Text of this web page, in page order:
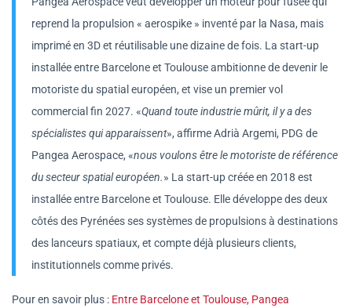
reprend la propulsion « aerospike » inventé par la Nasa, mais
imprimé en 3D et réutilisable une dizaine de fois. La start-up
installée entre Barcelone et Toulouse ambitionne de devenir le
motoriste du spatial européen, et vise un premier vol
commercial fin 2027. «Quand toute industrie mûrit, il y a des
spécialistes qui apparaissent», affirme Adrià Argemi, PDG de
Pangea Aerospace, «nous voulons être le motoriste de référence
du secteur spatial européen.» La start-up créée en 2018 est
installée entre Barcelone et Toulouse. Elle développe des deux
côtés des Pyrénées ses systèmes de propulsions à destinations
des lanceurs spatiaux, et compte déjà plusieurs clients,
institutionnels comme privés.
Pour en savoir plus : Entre Barcelone et Toulouse, Pangea